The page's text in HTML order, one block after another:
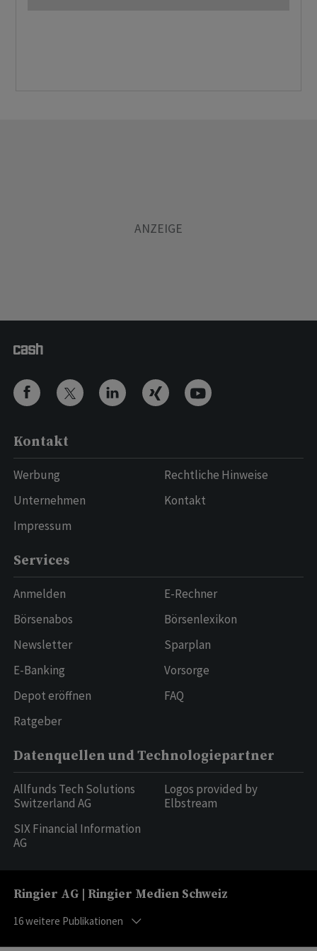
Kontakt
Werbung
Unternehmen
Impressum
Rechtliche Hinweise
Kontakt
Services
Anmelden
Börsenabos
Newsletter
E-Banking
Depot eröffnen
Ratgeber
E-Rechner
Börsenlexikon
Sparplan
Vorsorge
FAQ
Datenquellen und Technologiepartner
Allfunds Tech Solutions
Switzerland AG
SIX Financial Information
AG
Logos provided by
Elbstream
Ringier AG | Ringier Medien Schweiz
16weitere Publikationen